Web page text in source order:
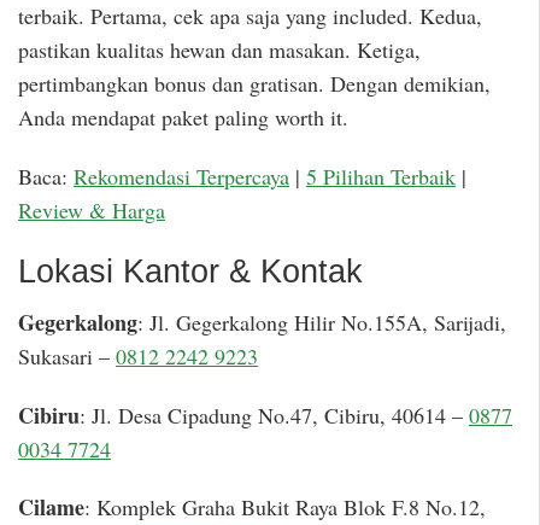
terbaik. Pertama, cek apa saja yang included. Kedua,
pastikan kualitas hewan dan masakan. Ketiga,
pertimbangkan bonus dan gratisan. Dengan demikian,
Anda mendapat paket paling worth it.
Baca: Rekomendasi Terpercaya | 5 Pilihan Terbaik |
Review & Harga
Lokasi Kantor & Kontak
Gegerkalong: Jl. Gegerkalong Hilir No.155A, Sarijadi,
Sukasari – 0812 2242 9223
Cibiru: Jl. Desa Cipadung No.47, Cibiru, 40614 – 0877
0034 7724
Cilame: Komplek Graha Bukit Raya Blok F.8 No.12,